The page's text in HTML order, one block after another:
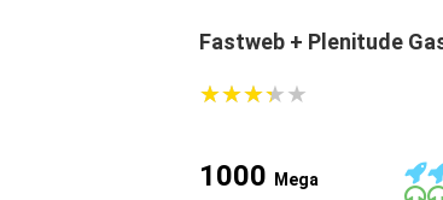
Fastweb + Plenitude
★★★★★
★★★★★
1000 Mega